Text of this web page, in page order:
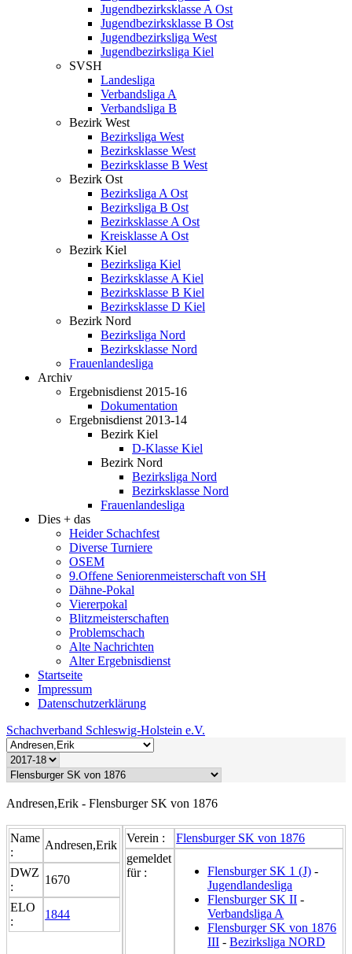
Jugendbezirksklasse A Ost
Jugendbezirksklasse B Ost
Jugendbezirksliga West
Jugendbezirksliga Kiel
SVSH
Landesliga
Verbandsliga A
Verbandsliga B
Bezirk West
Bezirksliga West
Bezirksklasse West
Bezirksklasse B West
Bezirk Ost
Bezirksliga A Ost
Bezirksliga B Ost
Bezirksklasse A Ost
Kreisklasse A Ost
Bezirk Kiel
Bezirksliga Kiel
Bezirksklasse A Kiel
Bezirksklasse B Kiel
Bezirksklasse D Kiel
Bezirk Nord
Bezirksliga Nord
Bezirksklasse Nord
Frauenlandesliga
Archiv
Ergebnisdienst 2015-16
Dokumentation
Ergebnisdienst 2013-14
Bezirk Kiel
D-Klasse Kiel
Bezirk Nord
Bezirksliga Nord
Bezirksklasse Nord
Frauenlandesliga
Dies + das
Heider Schachfest
Diverse Turniere
OSEM
9.Offene Seniorenmeisterschaft von SH
Dähne-Pokal
Viererpokal
Blitzmeisterschaften
Problemschach
Alte Nachrichten
Alter Ergebnisdienst
Startseite
Impressum
Datenschutzerklärung
Schachverband Schleswig-Holstein e.V.
Andresen,Erik - Flensburger SK von 1876
Name
:
Andresen,Erik
DWZ
:
1670
ELO
:
1844
Verein :
Flensburger SK von 1876
gemeldet
für :
Flensburger SK 1 (J) -
Jugendlandesliga
Flensburger SK II -
Verbandsliga A
Flensburger SK von 1876
III -Bezirksliga NORD